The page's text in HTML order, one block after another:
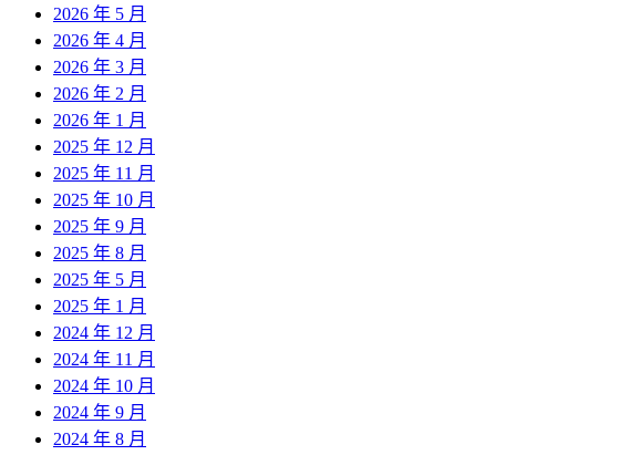
2026 年 5 月
2026 年 4 月
2026 年 3 月
2026 年 2 月
2026 年 1 月
2025 年 12 月
2025 年 11 月
2025 年 10 月
2025 年 9 月
2025 年 8 月
2025 年 5 月
2025 年 1 月
2024 年 12 月
2024 年 11 月
2024 年 10 月
2024 年 9 月
2024 年 8 月